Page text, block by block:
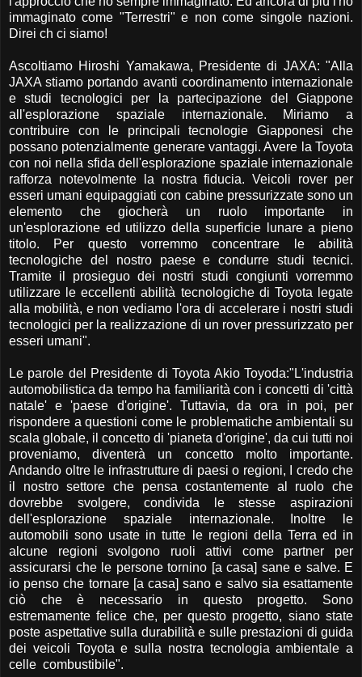
immaginato come "Terrestri" e non come singole nazioni.
Direi ch ci siamo!
Ascoltiamo Hiroshi Yamakawa, Presidente di JAXA: "Alla
JAXA stiamo portando avanti coordinamento internazionale
e studi tecnologici per la partecipazione del Giappone
all'esplorazione spaziale internazionale. Miriamo a
contribuire con le principali tecnologie Giapponesi che
possano potenzialmente generare vantaggi. Avere la Toyota
con noi nella sfida dell'esplorazione spaziale internazionale
rafforza notevolmente la nostra fiducia. Veicoli rover per
esseri umani equipaggiati con cabine pressurizzate sono un
elemento che giocherà un ruolo importante in
un'esplorazione ed utilizzo della superficie lunare a pieno
titolo. Per questo vorremmo concentrare le abilità
tecnologiche del nostro paese e condurre studi tecnici.
Tramite il prosieguo dei nostri studi congiunti vorremmo
utilizzare le eccellenti abilità tecnologiche di Toyota legate
alla mobilità, e non vediamo l'ora di accelerare i nostri studi
tecnologici per la realizzazione di un rover pressurizzato per
esseri umani".
Le parole del Presidente di Toyota Akio Toyoda:"L'industria
automobilistica da tempo ha familiarità con i concetti di 'città
natale' e 'paese d'origine'. Tuttavia, da ora in poi, per
rispondere a questioni come le problematiche ambientali su
scala globale, il concetto di 'pianeta d'origine', da cui tutti noi
proveniamo, diventerà un concetto molto importante.
Andando oltre le infrastrutture di paesi o regioni, I credo che
il nostro settore che pensa costantemente al ruolo che
dovrebbe svolgere, condivida le stesse aspirazioni
dell'esplorazione spaziale internazionale. Inoltre le
automobili sono usate in tutte le regioni della Terra ed in
alcune regioni svolgono ruoli attivi come partner per
assicurarsi che le persone tornino [a casa] sane e salve. E
io penso che tornare [a casa] sano e salvo sia esattamente
ciò che è necessario in questo progetto. Sono
estremamente felice che, per questo progetto, siano state
poste aspettative sulla durabilità e sulle prestazioni di guida
dei veicoli Toyota e sulla nostra tecnologia ambientale a
celle combustibile".